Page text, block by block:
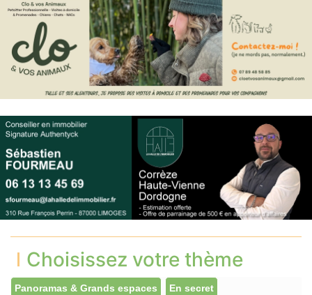
Choisissez votre thème
Panoramas & Grands espaces En secret